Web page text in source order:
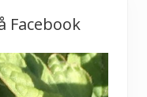
Facebook